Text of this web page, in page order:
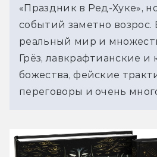
«Праздник в Ред-Хуке»,
событий заметно возрос.
реальный мир и
Грёз, лавкрафтианские и
божества, фейские
переговоры и очень